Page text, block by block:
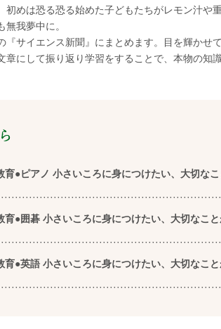
初めは恐る恐る始めた子どもたちがレモン汁や
我夢中に。
『サイエンス新聞』にまとめます。目を輝かせ
にして振り返り学習をすることで、本物の知
●ピアノ 小さいころに身につけたい、大切なこ
●囲碁 小さいころに身につけたい、大切なこと
●英語 小さいころに身につけたい、大切なこと